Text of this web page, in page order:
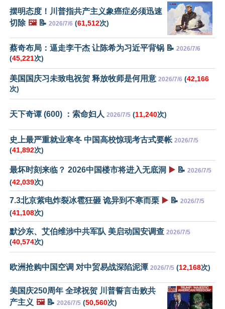
摆明态度！川普指共产主义象癌症必须迅速
切除 🖼️📝 2026/7/6 (61,512次)
蔡奇布局：逼走李干杰 让陈希为习近平背锅 📝 2026/7/6
(45,221次)
美国国庆习未致电祝贺 释放牧师是何用意 2026/7/6 (42,166
次)
天下奇谭 (600) ：索命妇人 2026/7/5 (11,240次)
史上最严重就业寒冬 中国高校惊现考古式要帐 2026/7/5
(41,892次)
最坏时刻来临？ 2026中国楼市将进入无底洞 ▶️ 📝 2026/7/5
(42,039次)
7.3北京紫电炸裂冰雹狂砸 诡异到不寒而栗 ▶️ 📝 2026/7/5
(41,108次)
默沙东、艾伯维涉中共军队 美启动国安调查 2026/7/5
(40,574次)
欧洲抢购中国空调 对中贸易战深陷泥潭 2026/7/5 (12,168次)
美国庆250周年 全球祝贺 川普誓言击败共
产主义 🖼️📝 2026/7/5 (50,560次)